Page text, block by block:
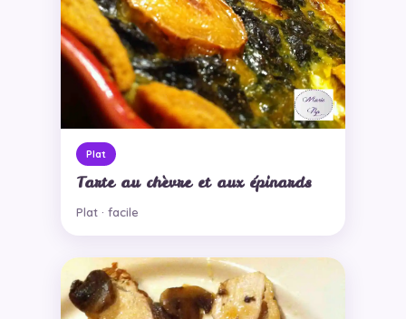
Plat
Tarte au chèvre et aux épinards
Plat · facile